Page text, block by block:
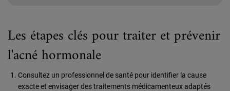
Les étapes clés pour traiter et prévenir
l'acné hormonale
Consultez un professionnel de santé pour identifier la cause
exacte et envisager des traitements médicamenteux adaptés